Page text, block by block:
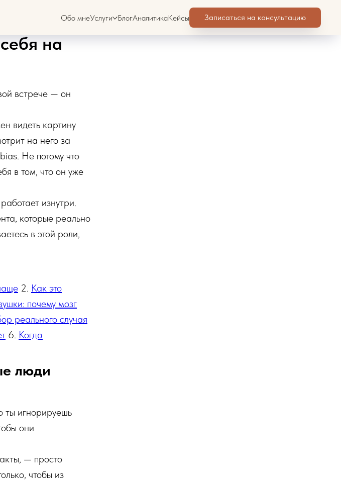
Обо мнеУслуги БлогАналитикаКейсы Записаться на консультацию
на
встрече — он
видеть картину
на него за
Не потому что
в том, что он уже
работает изнутри.
которые реально
в этой роли,
2. Как это
почему мозг
реального случая
6. Когда
люди
ты игнорируешь
они
— просто
чтобы из